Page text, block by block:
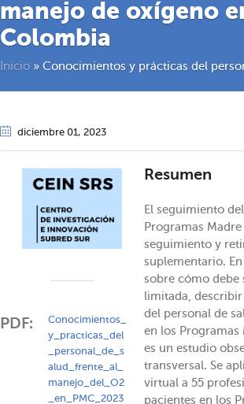
manejo de oxígeno
Colombia
Inicio » Conocimientos y prácticas del
diciembre 01, 2023
PDF:
Conocimientos_
y_practicas_del
_personal_de_s
alud_frente_al_
manejo_del_O2
_en_PMC_2023
Resumen
El seguimiento
Programas
seguimiento y
suplementario.
sobre cómo debe
limitada,
del personal de
en los Programas
es un estudio
transversal. Se
virtual a 55
pacientes en los